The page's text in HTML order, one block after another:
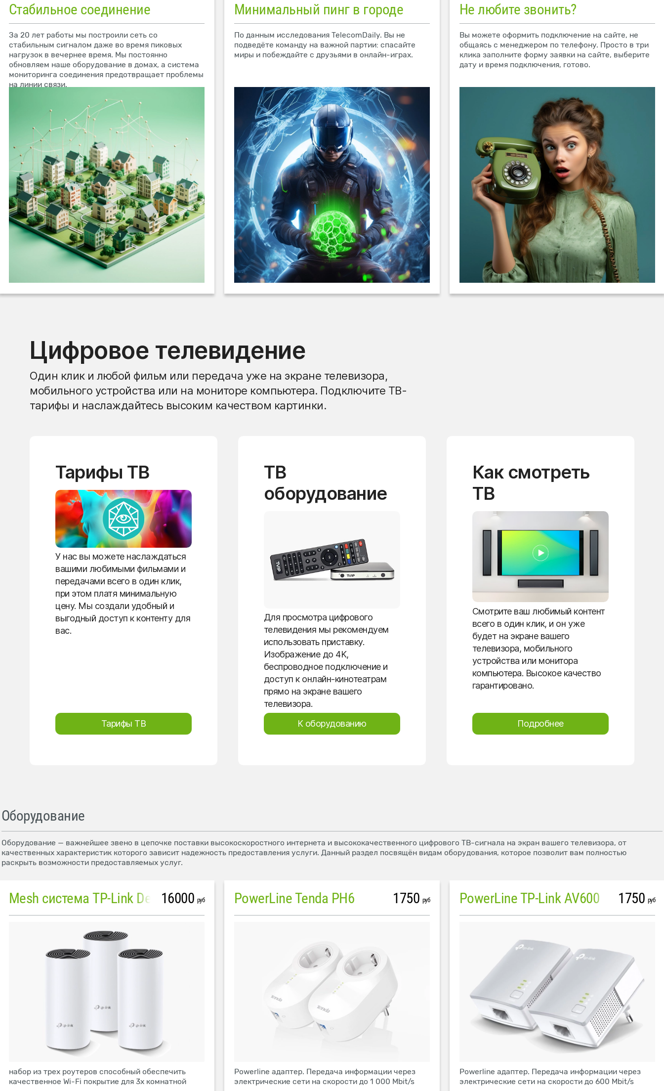
Стабильное соединение
За 20 лет работы мы построили сеть со
стабильным сигналом даже во время пиковых
нагрузок в вечернее время. Мы постоянно
обновляем наше оборудование в домах, а система
мониторинга соединения предотвращает проблемы
на линии связи.
Минимальный пинг в городе
По данным исследования TelecomDaily. Вы не
подведёте команду на важной партии: спасайте
миры и побеждайте с друзьями в онлайн-играх.
Не любите звонить?
Вы можете оформить подключение на сайте, не
общаясь с менеджером по телефону. Просто в три
клика заполните форму заявки на сайте, выберите
дату и время подключения, готово.
Цифровое телевидение
Один клик и любой фильм или передача уже на экране телевизора,
мобильного устройства или на мониторе компьютера. Подключите ТВ-
тарифы и наслаждайтесь высоким качеством картинки.
Тарифы ТВ
У нас вы можете наслаждаться
вашими любимыми фильмами и
передачами всего в один клик,
при этом платя минимальную
цену. Мы создали удобный и
выгодный доступ к контенту для
вас.
Тарифы ТВ
ТВ
оборудование
Для просмотра цифрового
телевидения мы рекомендуем
использовать приставку.
Изображение до 4K,
беспроводное подключение и
доступ к онлайн-кинотеатрам
прямо на экране вашего
телевизора.
К оборудованию
Как смотреть
ТВ
Смотрите ваш любимый контент
всего в один клик, и он уже
будет на экране вашего
телевизора, мобильного
устройства или монитора
компьютера. Высокое качество
гарантировано.
Подробнее
Оборудование
Оборудование — важнейшее звено в цепочке поставки высокоскоростного интернета и высококачественного цифрового ТВ-сигнала на экран вашего телевизора, от
качественных характеристик которого зависит надежность предоставления услуги. Данный раздел посвящён видам оборудования, которое позволит вам полностью
раскрыть возможности предоставляемых услуг.
Mesh система TP-Link Deco M4 (3 устройства)
16000 руб
набор из трех роутеров способный обеспечить
качественное Wi-Fi покрытие для 3х комнатной
PowerLine Tenda PH6 1750 руб
Powerline адаптер. Передача информации через
электрические сети на скорости до 1 000 Mbit/s
PowerLine TP-Link AV600 1750 руб
Powerline адаптер. Передача информации через
электрические сети на скорости до 600 Mbit/s